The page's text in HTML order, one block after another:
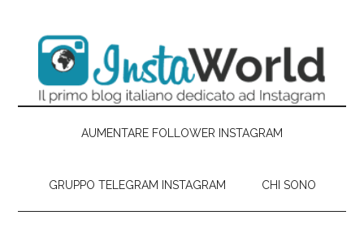
contenuto
principale
secondary
laterale
primaria
AUMENTARE FOLLOWER INSTAGRAM
GRUPPO TELEGRAM INSTAGRAM CHI SONO